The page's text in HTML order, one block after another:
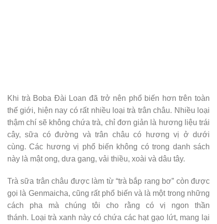
Khi trà Boba Đài Loan đã trở nên phổ biến hơn trên toàn
thế giới, hiện nay có rất nhiều loại trà trân châu. Nhiều loại
thậm chí sẽ không chứa trà, chỉ đơn giản là hương liệu trái
cây, sữa có đường và trân châu có hương vị ở dưới
cùng. Các hương vị phổ biến không có trong danh sách
này là mật ong, dưa gang, vải thiều, xoài và dâu tây.
Trà sữa trân châu được làm từ “trà bắp rang bơ” còn được
gọi là Genmaicha, cũng rất phổ biến và là một trong những
cách pha mà chúng tôi cho rằng có vị ngon thần
thánh. Loại trà xanh này có chứa các hạt gạo lứt, mang lại